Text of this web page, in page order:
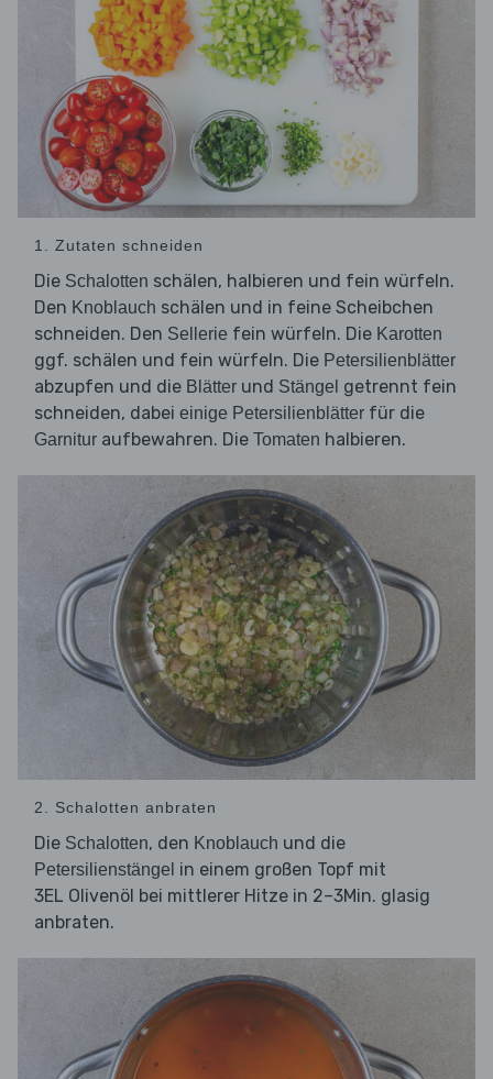
1. Zutaten schneiden
Die Schalotten schälen, halbieren und fein würfeln.
Den Knoblauch schälen und in feine Scheibchen
schneiden. Den Sellerie fein würfeln. Die Karotten
ggf. schälen und fein würfeln. Die Petersilienblätter
abzupfen und die Blätter und Stängel getrennt fein
schneiden, dabei einige Petersilienblätter für die
Garnitur aufbewahren. Die Tomaten halbieren.
2. Schalotten anbraten
Die Schalotten, den Knoblauch und die
Petersilienstängel in einem großen Topf mit
3EL Olivenöl bei mittlerer Hitze in 2–3Min. glasig
anbraten.